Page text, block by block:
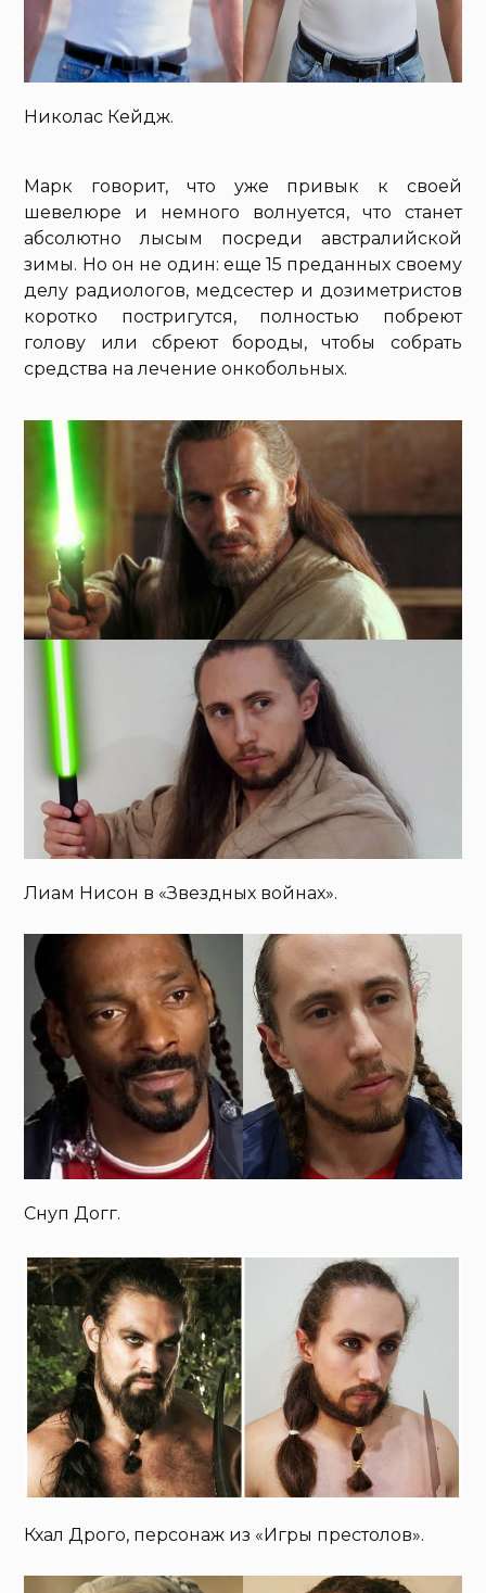
Николас Кейдж.
Марк говорит, что уже привык к своей
шевелюре и немного волнуется, что станет
абсолютно лысым посреди австралийской
зимы. Но он не один: еще 15 преданных своему
делу радиологов, медсестер и дозиметристов
коротко постригутся, полностью побреют
голову или сбреют бороды, чтобы собрать
средства на лечение онкобольных.
Лиам Нисон в «Звездных войнах».
Снуп Догг.
Кхал Дрого, персонаж из «Игры престолов».